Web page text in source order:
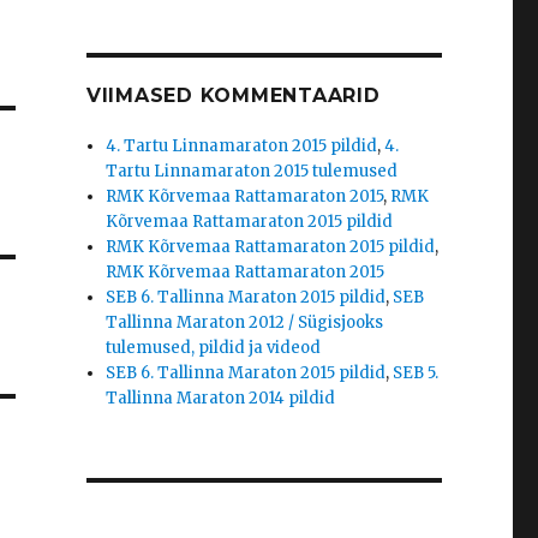
VIIMASED KOMMENTAARID
4. Tartu Linnamaraton 2015 pildid,4.
Tartu Linnamaraton 2015 tulemused
RMK Kõrvemaa Rattamaraton 2015, RMK
Kõrvemaa Rattamaraton 2015 pildid
RMK Kõrvemaa Rattamaraton 2015 pildid,
RMK Kõrvemaa Rattamaraton 2015
SEB 6. Tallinna Maraton 2015 pildid, SEB
Tallinna Maraton 2012 / Sügisjooks
tulemused, pildid ja videod
SEB 6. Tallinna Maraton 2015 pildid, SEB 5.
Tallinna Maraton 2014 pildid